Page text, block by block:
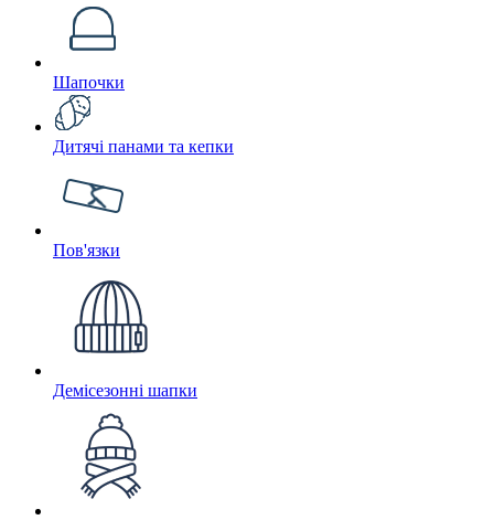
Шапочки
Дитячі панами та кепки
Пов'язки
Демісезонні шапки